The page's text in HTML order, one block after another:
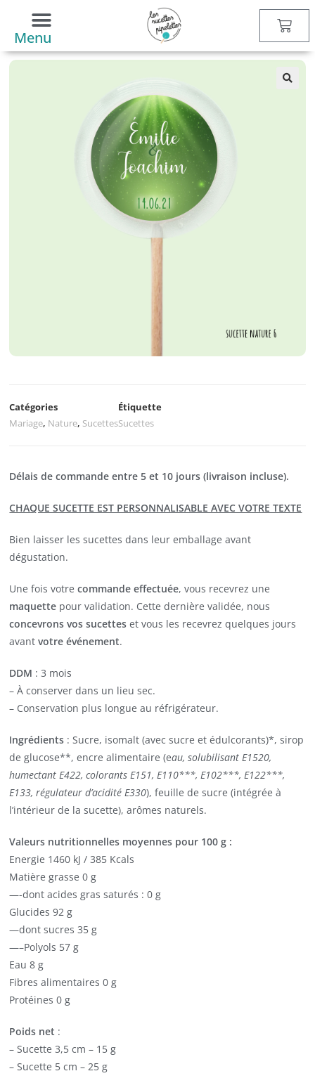
Menu
Catégories
Mariage, Nature, Sucettes
Étiquette
Sucettes
Délais de commande entre 5 et 10 jours (livraison incluse).
CHAQUE SUCETTE EST PERSONNALISABLE AVEC VOTRE TEXTE
Bien laisser les sucettes dans leur emballage avant
dégustation.
Une fois votrecommande effectuée, vous recevrez une
maquette pour validation. Cette dernière validée, nous
concevrons vos sucettes et vous les recevrez quelques jours
avantvotre événement.
DDM : 3 mois
– À conserver dans un lieu sec.
– Conservation plus longue au réfrigérateur.
Ingrédients : Sucre, isomalt (avec sucre et édulcorants)*, sirop
de glucose**, encre alimentaire (eau, solubilisant E1520,
humectant E422, colorants E151, E110***, E102***, E122***,
E133, régulateur d’acidité E330), feuille de sucre (intégrée à
l’intérieur de la sucette), arômes naturels.
Valeurs nutritionnelles moyennes pour 100 g :
Energie 1460 kJ / 385 Kcals
Matière grasse 0 g
—-dont acides gras saturés : 0 g
Glucides 92 g
—dont sucres 35 g
—–Polyols 57 g
Eau 8 g
Fibres alimentaires 0 g
Protéines 0 g
Poids net :
– Sucette 3,5 cm – 15 g
– Sucette 5 cm – 25 g